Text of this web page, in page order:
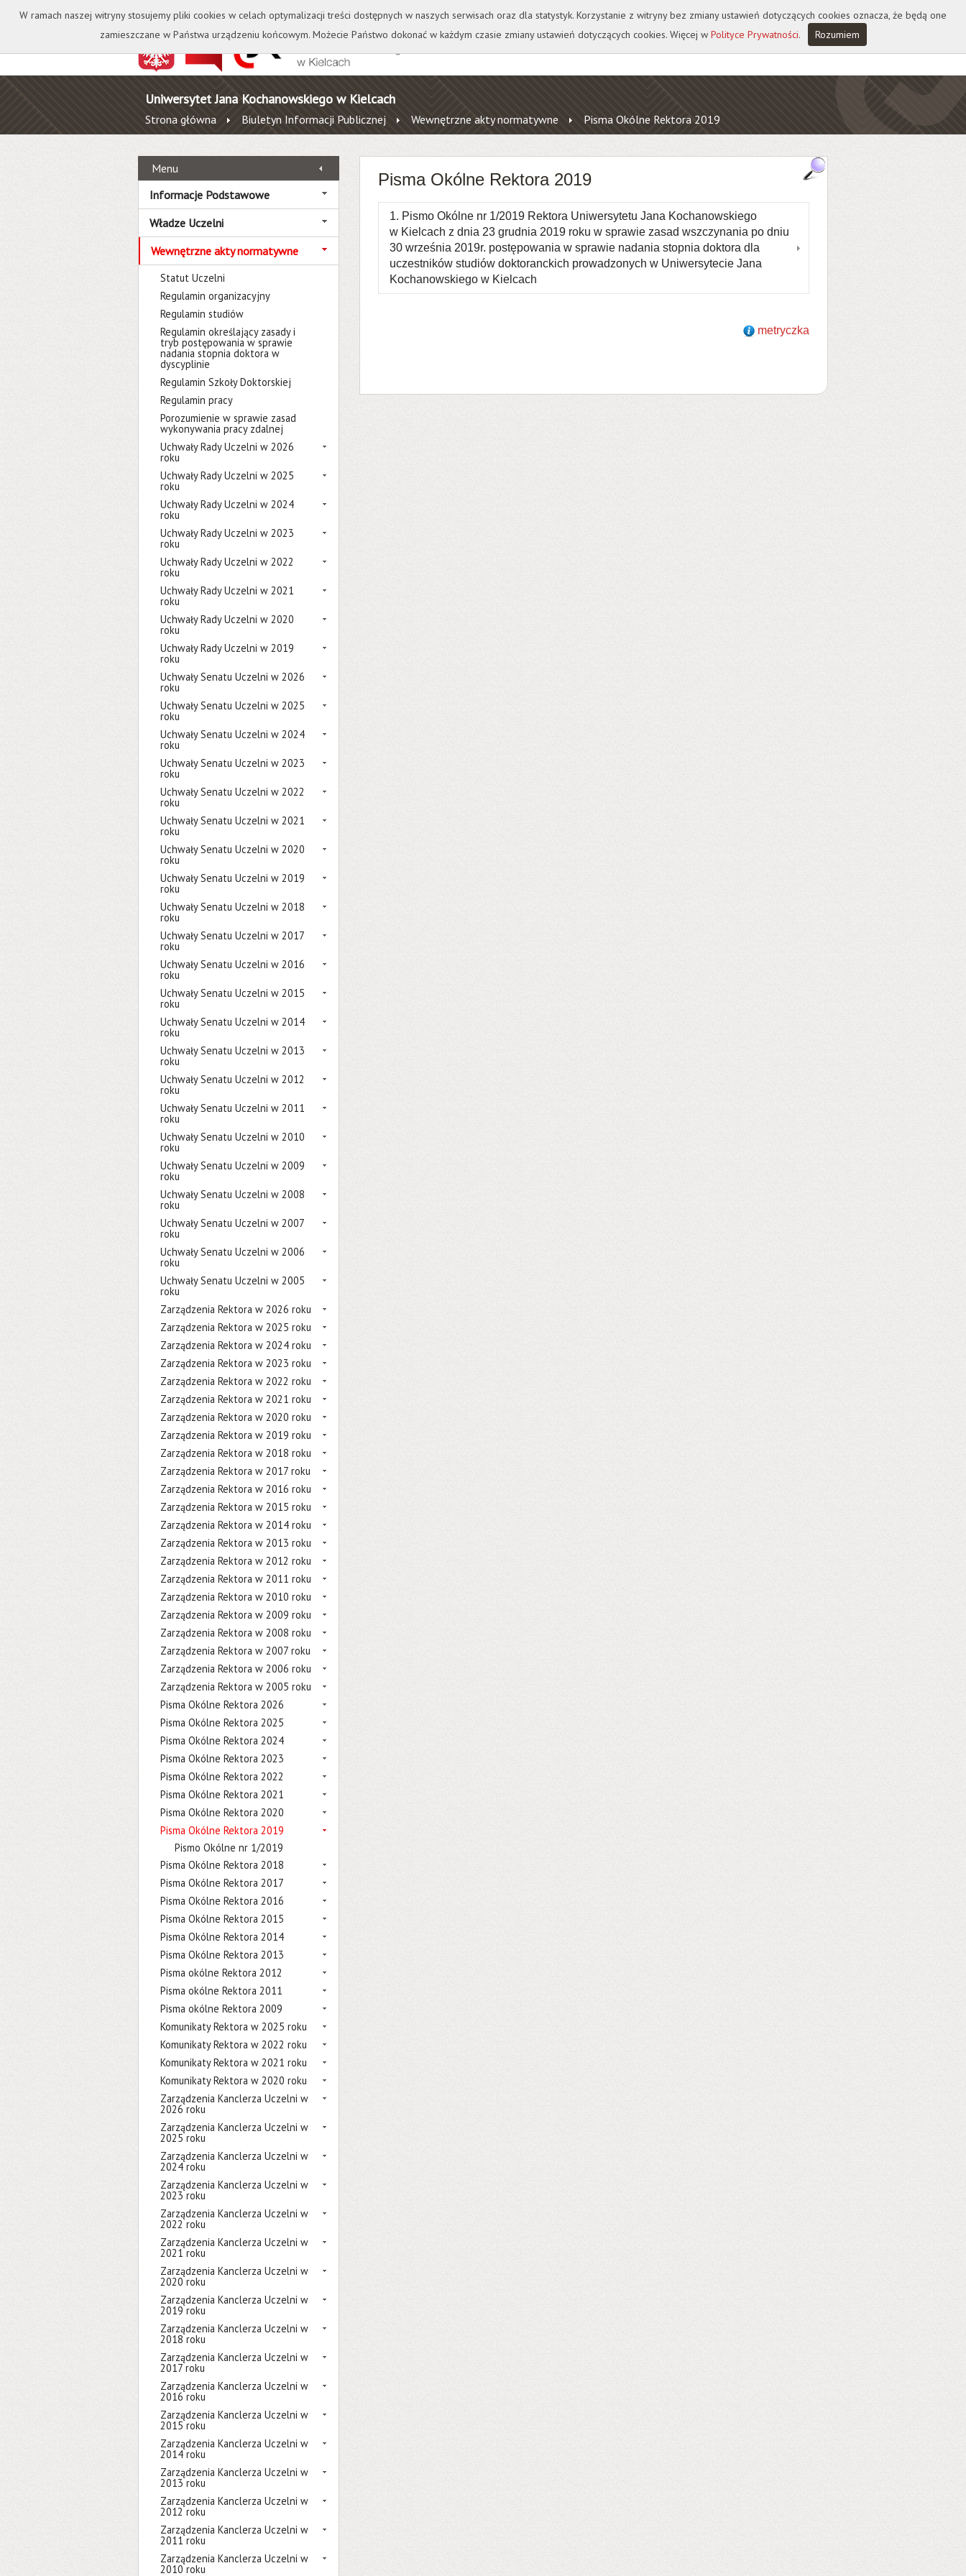
Kontakt Biblioteka Wydawnictwo Wirtualna Uczelnia A A A A
Uniwersytet Jana Kochanowskiego w Kielcach
Strona główna Biuletyn Informacji Publicznej Wewnętrzne akty normatywne Pisma Okólne Rektora 2019
Menu
Informacje Podstawowe
Władze Uczelni
Wewnętrzne akty normatywne
Statut Uczelni
Regulamin organizacyjny
Regulamin studiów
Regulamin określający zasady i
tryb postępowania w sprawie
nadania stopnia doktora w
dyscyplinie
Regulamin Szkoły Doktorskiej
Regulamin pracy
Porozumienie w sprawie zasad
wykonywania pracy zdalnej
Uchwały Rady Uczelni w 2026
roku
Uchwały Rady Uczelni w 2025
roku
Uchwały Rady Uczelni w 2024
roku
Uchwały Rady Uczelni w 2023
roku
Uchwały Rady Uczelni w 2022
roku
Uchwały Rady Uczelni w 2021
roku
Uchwały Rady Uczelni w 2020
roku
Uchwały Rady Uczelni w 2019
roku
Uchwały Senatu Uczelni w 2026
roku
Uchwały Senatu Uczelni w 2025
roku
Uchwały Senatu Uczelni w 2024
roku
Uchwały Senatu Uczelni w 2023
roku
Uchwały Senatu Uczelni w 2022
roku
Uchwały Senatu Uczelni w 2021
roku
Uchwały Senatu Uczelni w 2020
roku
Uchwały Senatu Uczelni w 2019
roku
Uchwały Senatu Uczelni w 2018
roku
Uchwały Senatu Uczelni w 2017
roku
Uchwały Senatu Uczelni w 2016
roku
Uchwały Senatu Uczelni w 2015
roku
Uchwały Senatu Uczelni w 2014
roku
Uchwały Senatu Uczelni w 2013
roku
Uchwały Senatu Uczelni w 2012
roku
Uchwały Senatu Uczelni w 2011
roku
Uchwały Senatu Uczelni w 2010
roku
Uchwały Senatu Uczelni w 2009
roku
Uchwały Senatu Uczelni w 2008
roku
Uchwały Senatu Uczelni w 2007
roku
Uchwały Senatu Uczelni w 2006
roku
Uchwały Senatu Uczelni w 2005
roku
Zarządzenia Rektora w 2026 roku
Zarządzenia Rektora w 2025 roku
Zarządzenia Rektora w 2024 roku
Zarządzenia Rektora w 2023 roku
Zarządzenia Rektora w 2022 roku
Zarządzenia Rektora w 2021 roku
Zarządzenia Rektora w 2020 roku
Zarządzenia Rektora w 2019 roku
Zarządzenia Rektora w 2018 roku
Zarządzenia Rektora w 2017 roku
Zarządzenia Rektora w 2016 roku
Zarządzenia Rektora w 2015 roku
Zarządzenia Rektora w 2014 roku
Zarządzenia Rektora w 2013 roku
Zarządzenia Rektora w 2012 roku
Zarządzenia Rektora w 2011 roku
Zarządzenia Rektora w 2010 roku
Zarządzenia Rektora w 2009 roku
Zarządzenia Rektora w 2008 roku
Zarządzenia Rektora w 2007 roku
Zarządzenia Rektora w 2006 roku
Zarządzenia Rektora w 2005 roku
Pisma Okólne Rektora 2026
Pisma Okólne Rektora 2025
Pisma Okólne Rektora 2024
Pisma Okólne Rektora 2023
Pisma Okólne Rektora 2022
Pisma Okólne Rektora 2021
Pisma Okólne Rektora 2020
Pisma Okólne Rektora 2019
Pismo Okólne nr 1/2019
Pisma Okólne Rektora 2018
Pisma Okólne Rektora 2017
Pisma Okólne Rektora 2016
Pisma Okólne Rektora 2015
Pisma Okólne Rektora 2014
Pisma Okólne Rektora 2013
Pisma okólne Rektora 2012
Pisma okólne Rektora 2011
Pisma okólne Rektora 2009
Komunikaty Rektora w 2025 roku
Komunikaty Rektora w 2022 roku
Komunikaty Rektora w 2021 roku
Komunikaty Rektora w 2020 roku
Zarządzenia Kanclerza Uczelni w
2026 roku
Zarządzenia Kanclerza Uczelni w
2025 roku
Zarządzenia Kanclerza Uczelni w
2024 roku
Zarządzenia Kanclerza Uczelni w
2023 roku
Zarządzenia Kanclerza Uczelni w
2022 roku
Zarządzenia Kanclerza Uczelni w
2021 roku
Zarządzenia Kanclerza Uczelni w
2020 roku
Zarządzenia Kanclerza Uczelni w
2019 roku
Zarządzenia Kanclerza Uczelni w
2018 roku
Zarządzenia Kanclerza Uczelni w
2017 roku
Zarządzenia Kanclerza Uczelni w
2016 roku
Zarządzenia Kanclerza Uczelni w
2015 roku
Zarządzenia Kanclerza Uczelni w
2014 roku
Zarządzenia Kanclerza Uczelni w
2013 roku
Zarządzenia Kanclerza Uczelni w
2012 roku
Zarządzenia Kanclerza Uczelni w
2011 roku
Zarządzenia Kanclerza Uczelni w
2010 roku
Pisma Okólne Rektora 2019
1. Pismo Okólne nr 1/2019 Rektora Uniwersytetu Jana Kochanowskiego
w Kielcach z dnia 23 grudnia 2019 roku w sprawie zasad wszczynania po dniu
30 września 2019r. postępowania w sprawie nadania stopnia doktora dla
uczestników studiów doktoranckich prowadzonych w Uniwersytecie Jana
Kochanowskiego w Kielcach
metryczka
W ramach naszej witryny stosujemy pliki cookies w celach optymalizacji treści dostępnych w naszych serwisach oraz dla statystyk. Korzystanie z witryny bez zmiany ustawień dotyczących cookies oznacza, że będą one
zamieszczane w Państwa urządzeniu końcowym. Możecie Państwo dokonać w każdym czasie zmiany ustawień dotyczących cookies. Więcej w Polityce Prywatności. Rozumiem